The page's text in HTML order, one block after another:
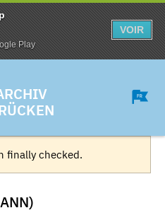
Play
VOIR
finally checked.